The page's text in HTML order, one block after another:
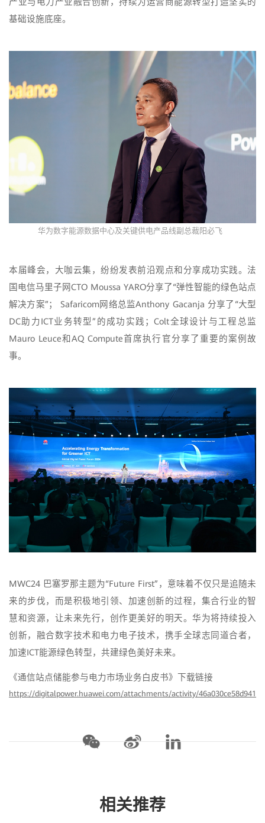
基础设施底座。
华为数字能源数据中心及关键供电产品线副总裁阳必飞
本届峰会，大咖云集，纷纷发表前沿观点和分享成功实践。法
国电信马里子网CTO Moussa YARO分享了“弹性智能的绿色站点
解决方案”； Safaricom网络总监Anthony Gacanja 分享了“大型
DC助力ICT业务转型”的成功实践；Colt全球设计与工程总监
Mauro Leuce和AQ Compute首席执行官分享了重要的案例故
事。
MWC24 巴塞罗那主题为“Future First”，意味着不仅只是追随未
来的步伐，而是积极地引领、加速创新的过程，集合行业的智
慧和资源，让未来先行，创作更美好的明天。华为将持续投入
创新，融合数字技术和电力电子技术，携手全球志同道合者，
加速ICT能源绿色转型，共建绿色美好未来。
《通信站点储能参与电力市场业务白皮书》下载链接
https://digitalpower.huawei.com/attachments/activity/
相关推荐